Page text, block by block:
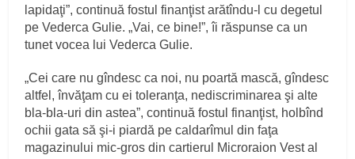
lapidaţi”, continuă fostul finanţist arătîndu-l cu degetul
pe Vederca Gulie. „Vai, ce bine!”, îi răspunse ca un
tunet vocea lui Vederca Gulie.
„Cei care nu gîndesc ca noi, nu poartă mască, gîndesc
altfel, învăţam cu ei toleranţa, nediscriminarea şi alte
bla-bla-uri din astea”, continuă fostul finanţist, holbînd
ochii gata să şi-i piardă pe caldarîmul din faţa
magazinului mic-gros din cartierul Microraion Vest al